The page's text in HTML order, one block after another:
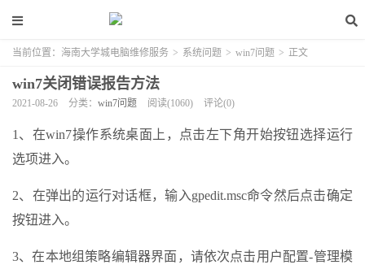
当前位置： 海南大学城电脑维修服务 > 系统问题 > win7问题 > 正文
win7关闭错误报告方法
2021-08-26 分类： win7问题 阅读(1060) 评论(0)
1、在win7操作系统桌面上，点击左下角开始按钮选择运行
选项进入。
2、在弹出的运行对话框，输入gpedit.msc命令然后点击确定
按钮进入。
3、在本地组策略编辑器界面，请依次点击用户配置-管理模